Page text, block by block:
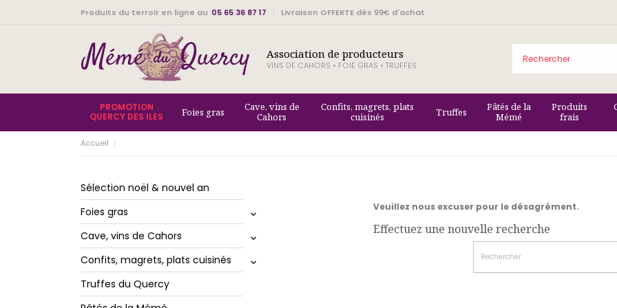
Produits du terroir en ligne au 05 65 36 87 17 Livraison OFFERTE dès 99€ d'achat
Association de producteurs
VINS DE CAHORS • FOIE GRAS • TRUFFES
PROMOTION
QUERCY DES ILES
Foies gras
Cave, vins de
Cahors
Confits, magrets, plats
cuisinés
Truffes
Pâtés de la
Mémé
Produits
frais
Accueil
Sélection noël & nouvel an
Foies gras
keyboard_arrow_down
Cave, vins de Cahors keyboard_arrow_down
Confits, magrets, plats cuisinés keyboard_arrow_down
Truffes du Quercy
Veuillez nous excuser pour le désagrément.
Effectuez une nouvelle recherche